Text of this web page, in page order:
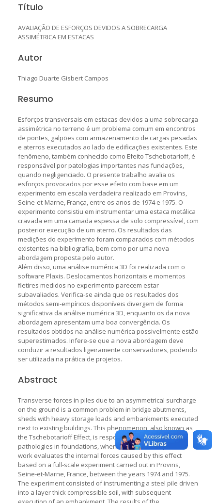
Título
AVALIAÇÃO DE ESFORÇOS DEVIDOS A SOBRECARGA
ASSIMÉTRICA EM ESTACAS
Autor
Thiago Duarte Gisbert Campos
Resumo
Esforços transversais em estacas devidos a uma sobrecarga
assimétrica no terreno é um problema comum em encontros
de pontes, galpões com armazenamento de cargas pesadas
e aterros executados ao lado de edificações existentes. Este
fenômeno, também conhecido como Efeito Tschebotarioff, é
responsável por patologias importantes nas fundações,
quando negligenciado. O presente trabalho avalia os
esforços provocados por esse efeito com base em um
experimento em escala verdadeira realizado em Provins,
Seine-et-Marne, França, entre os anos de 1974 e 1975. O
experimento consistiu em instrumentar uma estaca metálica
cravada em uma camada espessa de solo compressível, com
posterior execução de um aterro. Os resultados das
medições do experimento foram comparados com métodos
existentes na bibliografia, bem como por uma nova
abordagem proposta pelo autor.
Além disso, uma análise numérica 3D foi realizada com o
software Plaxis. Deslocamentos horizontais e momentos
fletires medidos no experimento parecem estar
subavaliados. Verifica-se ainda que os resultados dos
métodos semi-empíricos disponíveis divergem de forma
significativa da análise numérica 3D, enquanto os da nova
abordagem apresentam uma boa convergência. Os
resultados obtidos na análise numérica possivelmente estão
superestimados. Infere-se que a nova abordagem deve
conduzir a resultados ligeiramente conservadores, podendo
ser utilizada na prática de projetos.
Abstract
Transverse forces in piles due to an asymmetrical surcharge
on the ground is a common problem in bridge abutments,
sheds with heavy storage loads and embankments executed
next to existing buildings. This phenomenon, also known as
the Tschebotarioff Effect, is responsible for important
pathologies in foundations, when neglected. The present
work evaluates the internal forces caused by this effect
based on a full-scale experiment carried out in Provins,
Seine-et-Marne, France, between the years 1974 and 1975.
The experiment consisted of instrumenting a steel pile driven
into a layer thick compressible soil, with subsequent